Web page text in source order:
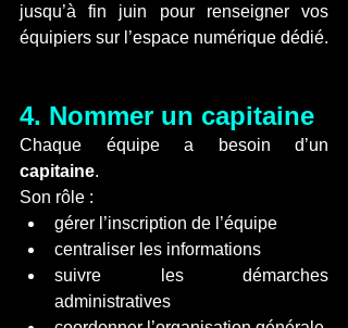
jusqu’à fin juin pour renseigner vos
équipiers sur l’espace numérique dédié.
4. Nommer un capitaine
capitaine.
Son rôle :
gérer l’inscription de l’équipe
centraliser les informations
suivre les démarches
administratives